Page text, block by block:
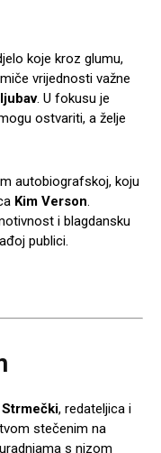
koje kroz glumu,
vrijednosti važne
. U fokusu je
ostvariti, a želje
autobiografskoj, koju
Kim Verson.
i blagdansku
publici.
, redateljica i
stečenim na
s nizom